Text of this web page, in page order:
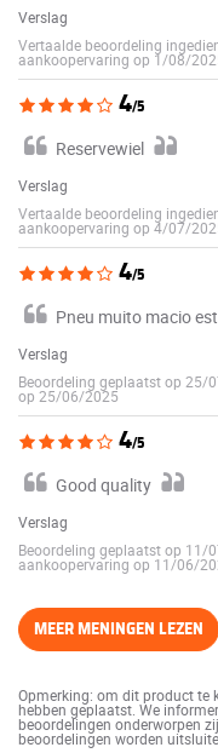
Verslag
Vertaalde beoordeling
aankoopervaring op 1/08/
4/5
Reservewiel
Verslag
Vertaalde beoordeling
aankoopervaring op 4/07/
4/5
Pneu muito macio
Verslag
Beoordeling geplaatst op 25/
op 25/06/2025
4/5
Good quality
Verslag
Beoordeling geplaatst op 11/
aankoopervaring op 11/06/
MEER MENINGEN LEZEN
Opmerking: om dit product te
hebben geplaatst. We
beoordelingen onderworpen
beoordelingen worden